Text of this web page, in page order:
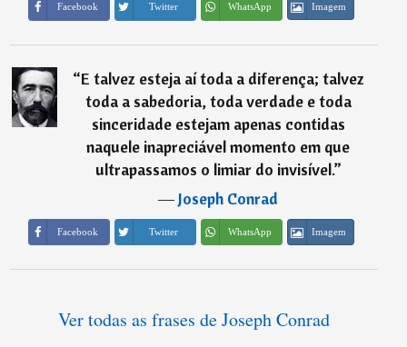
Facebook Twitter WhatsApp Imagem
“E talvez esteja aí toda a diferença; talvez
toda a sabedoria, toda verdade e toda
sinceridade estejam apenas contidas
naquele inapreciável momento em que
ultrapassamos o limiar do invisível.”
―Joseph Conrad
Facebook Twitter WhatsApp Imagem
Ver todas as frases de Joseph Conrad